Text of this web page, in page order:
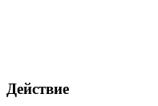
Действие